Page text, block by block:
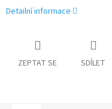
Detailní informace
ZEPTAT SE SDÍLET